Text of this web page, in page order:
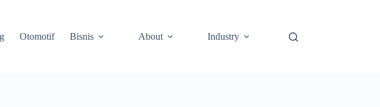
Otomotif Bisnis About Industry